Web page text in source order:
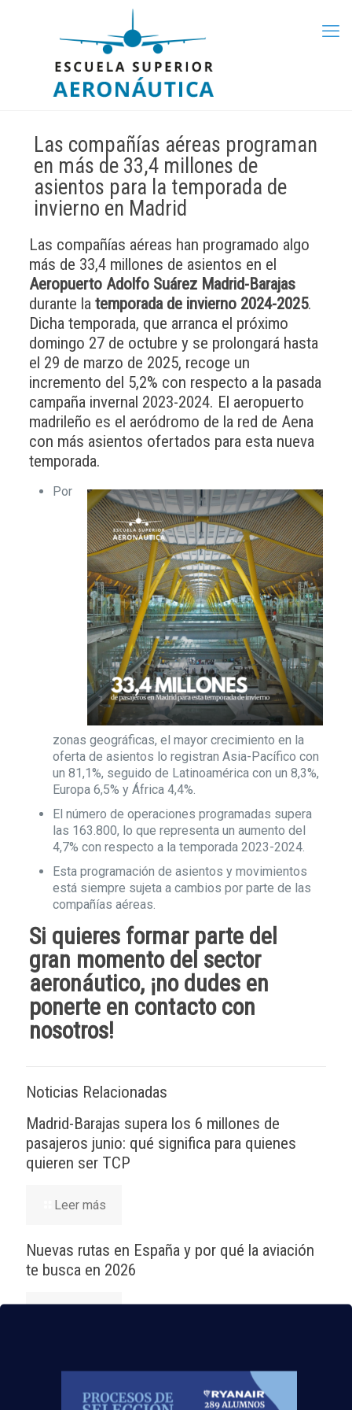
Las compañías aéreas programan
en más de 33,4 millones de
asientos para la temporada de
invierno en Madrid
Las compañías aéreas han programado algo
más de 33,4 millones de asientos en el
Aeropuerto Adolfo Suárez Madrid-Barajas
durante la temporada de invierno 2024-2025.
Dicha temporada, que arranca el próximo
domingo 27 de octubre y se prolongará hasta
el 29 de marzo de 2025, recoge un
incremento del 5,2% con respecto a la pasada
campaña invernal 2023-2024. El aeropuerto
madrileño es el aeródromo de la red de Aena
con más asientos ofertados para esta nueva
temporada.
Por
zonas geográficas, el mayor crecimiento en la
oferta de asientos lo registran Asia-Pacífico con
un 81,1%, seguido de Latinoamérica con un 8,3%,
Europa 6,5% y África 4,4%.
El número de operaciones programadas supera
las 163.800, lo que representa un aumento del
4,7% con respecto a la temporada 2023-2024.
Esta programación de asientos y movimientos
está siempre sujeta a cambios por parte de las
compañías aéreas.
Si quieres formar parte del
gran momento del sector
aeronáutico, ¡no dudes en
ponerte en contacto con
nosotros!
Noticias Relacionadas
Madrid-Barajas supera los 6 millones de
pasajeros junio: qué significa para quienes
quieren ser TCP
Leer más
Nuevas rutas en España y por qué la aviación
te busca en 2026
millones de pasajeros en mayo: ¿qué significa
para el empleo de TCP?